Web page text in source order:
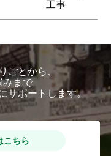
工事
ごとから、
みまで
サポートします。
こちら